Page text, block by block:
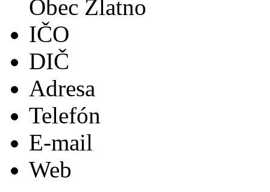
Obec Zlatno
IČO
DIČ
Adresa
Telefón
E-mail
Web